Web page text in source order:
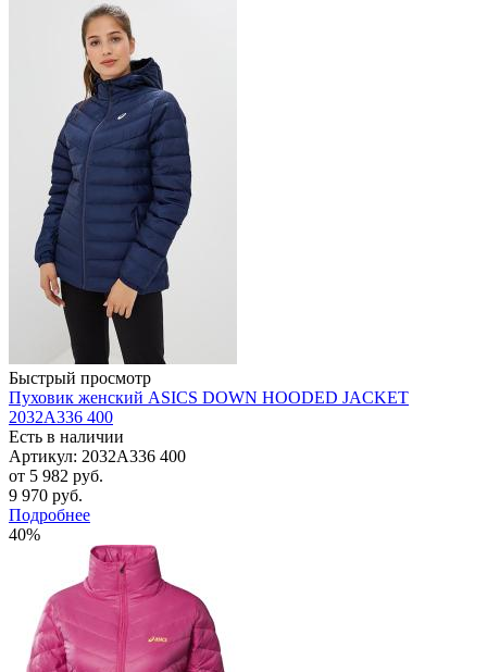
Быстрый просмотр
Пуховик женский ASICS DOWN HOODED JACKET
2032A336 400
Есть в наличии
Артикул: 2032A336 400
от 5 982 руб.
9 970 руб.
Подробнее
40%